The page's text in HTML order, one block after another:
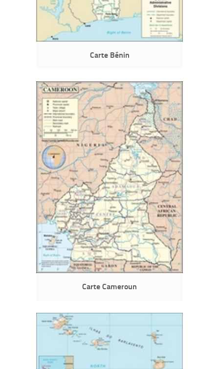
Carte Bénin
Carte Cameroun